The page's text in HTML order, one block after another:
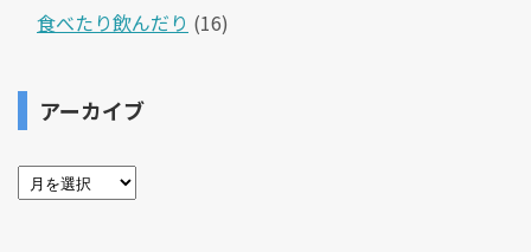
食べたり飲んだり (16)
アーカイブ